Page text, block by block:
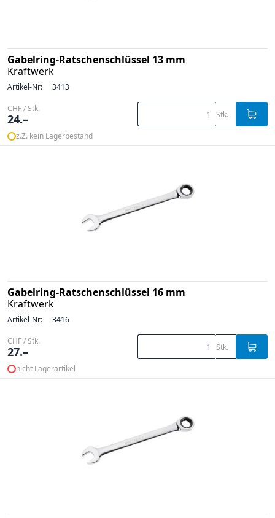
Gabelring-Ratschenschlüssel 13 mm
Kraftwerk
Artikel-Nr: 3413
CHF / Stk.
24.– Stk.
z.Z. kein Lagerbestand
Gabelring-Ratschenschlüssel 16 mm
Kraftwerk
Artikel-Nr: 3416
CHF / Stk.
27.– Stk.
nicht Lagerartikel